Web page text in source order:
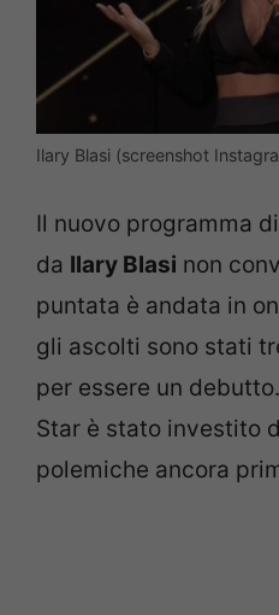
Ilary Blasi (screenshot
Il nuovo programma
da Ilary Blasi non
puntata è andata in
gli ascolti sono stati
per essere un
Star è stato investito
polemiche ancora